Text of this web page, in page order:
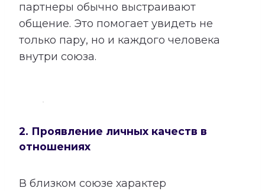
партнеры обычно выстраивают
общение. Это помогает увидеть не
только пару, но и каждого человека
внутри союза.
2. Проявление личных качеств в
отношениях
В близком союзе характер